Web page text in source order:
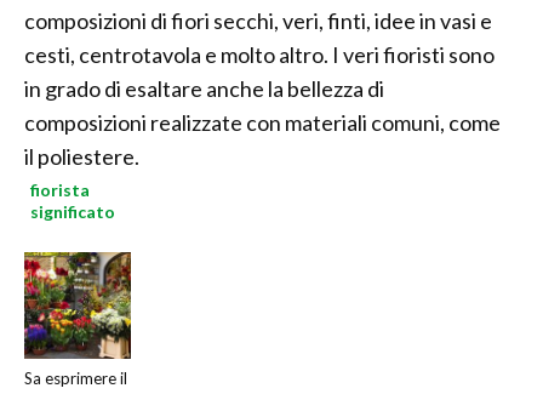
composizioni di fiori secchi, veri, finti, idee in vasi e
cesti, centrotavola e molto altro. I veri fioristi sono
in grado di esaltare anche la bellezza di
composizioni realizzate con materiali comuni, come
il poliestere.
fiorista
significato
Sa esprimere il